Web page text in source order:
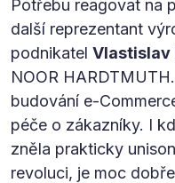
Potřebu reagovat na
další reprezentant
podnikatel Vlastislav
NOOR
budování e-
péče o zákazníky. I
zněla prakticky
revoluci, je moc